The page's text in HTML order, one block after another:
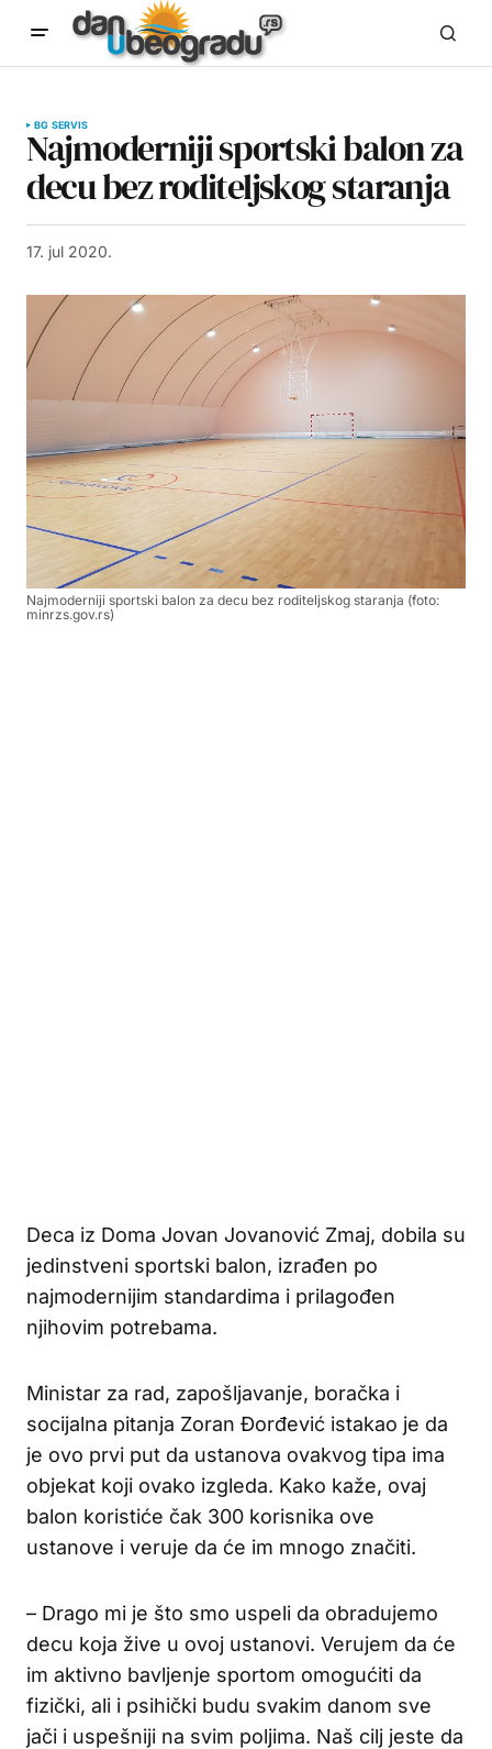
BG SERVIS
Najmoderniji sportski balon za
decu bez roditeljskog staranja
17. jul 2020.
Najmoderniji sportski balon za decu bez roditeljskog staranja (foto:
minrzs.gov.rs)
Deca iz Doma Jovan Jovanović Zmaj, dobila su
jedinstveni sportski balon, izrađen po
najmodernijim standardima i prilagođen
njihovim potrebama.
Ministar za rad, zapošljavanje, boračka i
socijalna pitanja Zoran Đorđević istakao je da
je ovo prvi put da ustanova ovakvog tipa ima
objekat koji ovako izgleda. Kako kaže, ovaj
balon koristiće čak 300 korisnika ove
ustanove i veruje da će im mnogo značiti.
– Drago mi je što smo uspeli da obradujemo
decu koja žive u ovoj ustanovi. Verujem da će
im aktivno bavljenje sportom omogućiti da
fizički, ali i psihički budu svakim danom sve
jači i uspešniji na svim poljima. Naš cilj jeste da